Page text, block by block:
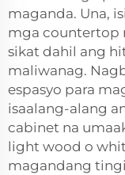
maganda. Una,
mga countertop
sikat dahil ang
maliwanag.
espasyo para
isaalang-alang
cabinet na
light wood o
magandang